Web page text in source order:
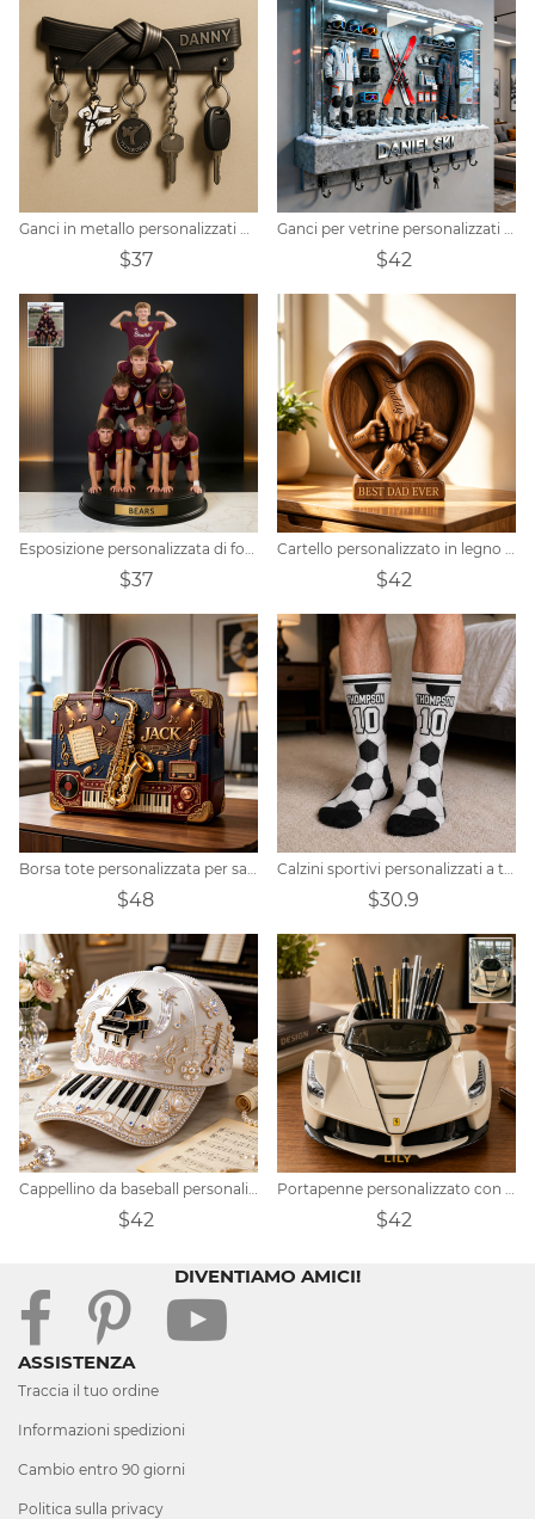
Ganci in metallo personalizzati per cintura Taekwondo
$37
Ganci per vetrine personalizzati a tema sci
$42
Esposizione personalizzata di foto di squadre di calcio
$37
Cartello personalizzato in legno a forma di cuore con pugno per papà
$42
Borsa tote personalizzata per sassofono jazz
$48
Calzini sportivi personalizzati a tema calcistico
$30.9
Cappellino da baseball personalizzato in stile pianoforte
$42
Portapenne personalizzato con foto per auto
$42
DIVENTIAMO AMICI!
ASSISTENZA
Traccia il tuo ordine
Informazioni spedizioni
Cambio entro 90 giorni
Politica sulla privacy